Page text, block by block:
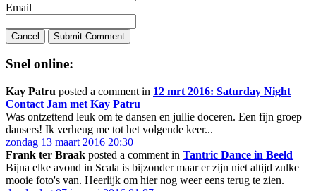
Email
Cancel Submit Comment
Snel online:
Kay Patru posted a comment in 12 mrt 2016: Saturday Night
Contact Jam met Kay Patru
Was ontzettend leuk om te dansen en jullie doceren. Een fijn groep
dansers! Ik verheug me tot het volgende keer...
zondag 13 maart 2016 20:30
Frank ter Braak posted a comment in Tantric Dance in Beeld
Bijna elke avond in Scala is bijzonder maar er zijn niet altijd zulke
mooie foto's van. Heerlijk om hier nog weer eens terug te zien.